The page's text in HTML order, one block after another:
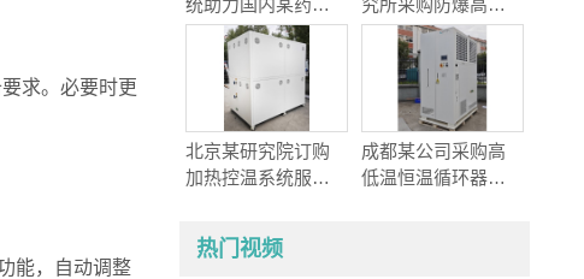
求。必要时更
能，自动调整
实现宽温域精密生
温&加热控温系统实
现航天材料精准温
北京某研究院订购
加热控温系统服务
成都某公司采购高
低温恒温循环器助
热门视频